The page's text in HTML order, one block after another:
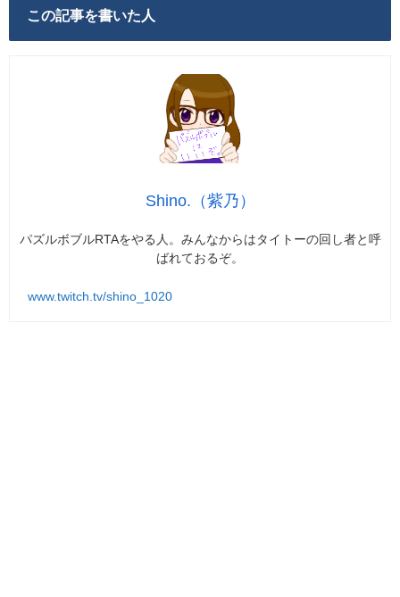
この記事を書いた人
Shino.（紫乃）
パズルボブルRTAをやる人。みんなからはタイトーの回し者と呼
ばれておるぞ。
www.twitch.tv/shino_1020